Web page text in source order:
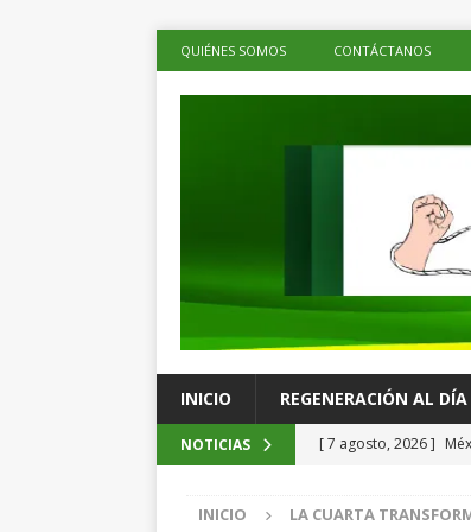
QUIÉNES SOMOS CONTÁCTANOS
INICIO REGENERACIÓN AL DÍA
NOTICIAS [ 7 agosto, 2026 ]
[ 7 agosto, 2026 ] La
INICIO LA CUARTA